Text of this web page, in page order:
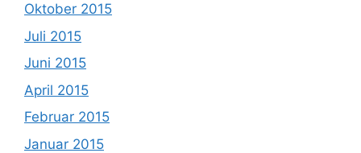
Oktober 2015
Juli 2015
Juni 2015
April 2015
Februar 2015
Januar 2015